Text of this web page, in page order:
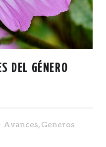
DEL GÉNERO
Avances, Generos